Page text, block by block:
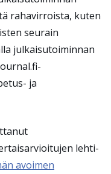
rahavirroista, kuten
seurain
julkaisutoiminnan
ja
lehti-
avoimen